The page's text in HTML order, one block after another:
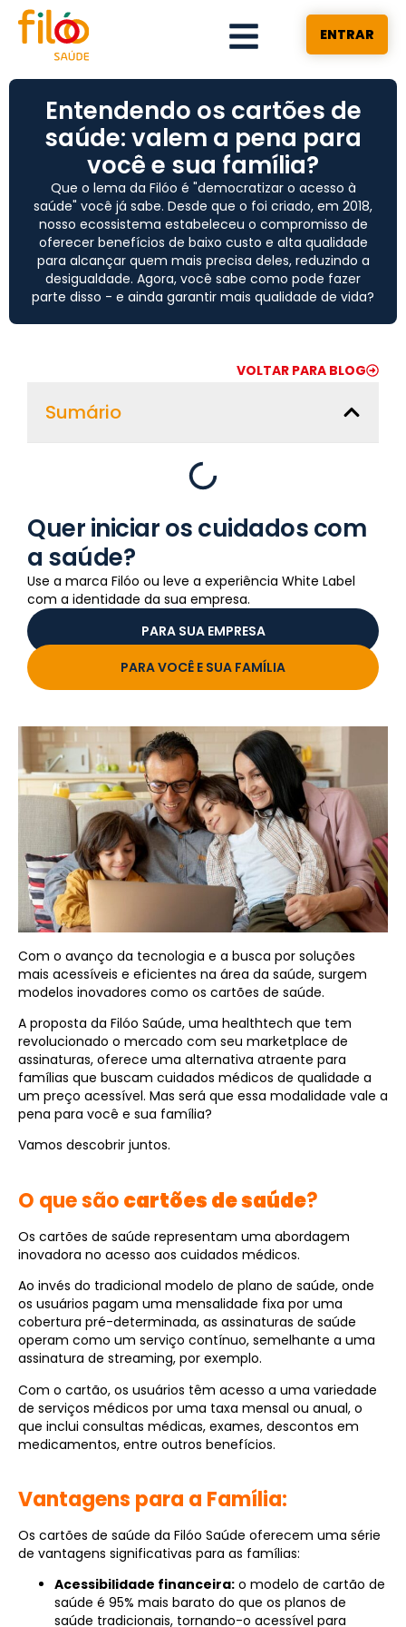
ENTRAR
Entendendo os cartões de
saúde: valem a pena para
você e sua família?
Que o lema da Filóo é "democratizar o acesso à
saúde" você já sabe. Desde que o foi criado, em 2018,
nosso ecossistema estabeleceu o compromisso de
oferecer benefícios de baixo custo e alta qualidade
para alcançar quem mais precisa deles, reduzindo a
desigualdade. Agora, você sabe como pode fazer
parte disso - e ainda garantir mais qualidade de vida?
Com o avanço da tecnologia e a busca por soluções
mais acessíveis e eficientes na área da saúde, surgem
modelos inovadores como os cartões de saúde.
A proposta da Filóo Saúde, uma healthtech que tem
revolucionado o mercado com seu marketplace de
assinaturas, oferece uma alternativa atraente para
famílias que buscam cuidados médicos de qualidade a
um preço acessível. Mas será que essa modalidade vale a
pena para você e sua família?
Vamos descobrir juntos.
O que sãocartões de saúde?
Os cartões de saúde representam uma abordagem
inovadora no acesso aos cuidados médicos.
Ao invés do tradicional modelo de plano de saúde, onde
os usuários pagam uma mensalidade fixa por uma
cobertura pré-determinada, as assinaturas de saúde
operam como um serviço contínuo, semelhante a uma
assinatura de streaming, por exemplo.
Com o cartão, os usuários têm acesso a uma variedade
de serviços médicos por uma taxa mensal ou anual, o
que inclui consultas médicas, exames, descontos em
medicamentos, entre outros benefícios.
Vantagens para a Família:
Os cartões de saúde da Filóo Saúde oferecem uma série
de vantagens significativas para as famílias:
Acessibilidade financeira: o modelo de cartão de
saúde é 95% mais barato do que os planos de
saúde tradicionais, tornando-o acessível para
VOLTAR PARA BLOG
Sumário
Quer iniciar os cuidados com
a saúde?
Use a marca Filóo ou leve a experiência White Label
com a identidade da sua empresa.
PARA SUA EMPRESA
PARA VOCÊ E SUA FAMÍLIA